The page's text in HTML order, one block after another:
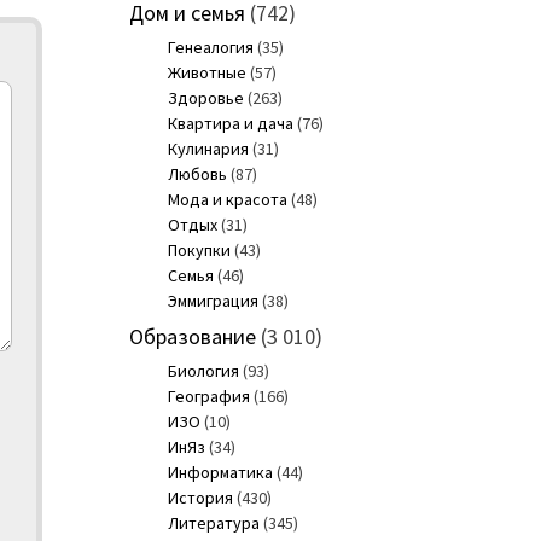
Дом и семья (742)
Генеалогия (35)
Животные (57)
Здоровье (263)
Квартира и дача (76)
Кулинария (31)
Любовь (87)
Мода и красота (48)
Отдых(31)
Покупки (43)
Семья (46)
Эммиграция (38)
Образование(3 010)
Биология (93)
География (166)
ИЗО (10)
ИнЯз (34)
Информатика (44)
История (430)
Литература (345)